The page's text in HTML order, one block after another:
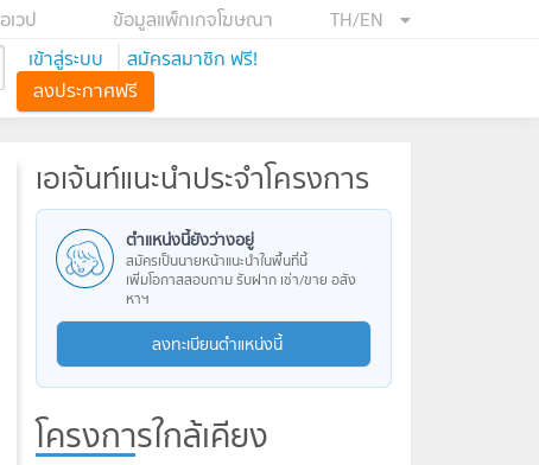
TH/EN
ข้อมูลแพ็กเกจโฆษณา
วป
เข้าสู่ระบบ
สมัครสมาชิก ฟรี!
ลงประกาศฟรี
เอเจ้นท์แนะนำประจำโครงการ
ตำแหน่งนี้ยังว่างอยู่
สมัครเป็นนายหน้าแนะนำในพื้นที่นี้
เพิ่มโอกาสสอบถาม รับฝาก เช่า/ขาย อสัง
หาฯ
ลงทะเบียนตำแหน่งนี้
โครงการใกล้เคียง